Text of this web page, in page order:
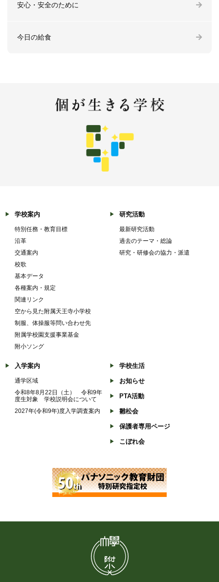
安心・安全のために
今日の給食
学校案内
特別任務・教育目標
沿革
交通案内
校歌
基本データ
各種案内・規定
関連リンク
空から見た附属天王寺小学校
制服、体操服等問い合わせ先
附属学校園支援事業基金
附小ソング
研究活動
最新研究活動
過去のテーマ・総論
研究・研修会の協力・派遣
入学案内
通学区域
令和8年8月22日（土） 令和9年
度生対象 学校説明会について
2027年(令和9年)度入学調査案内
学校生活
お知らせ
PTA活動
雛松会
保護者専用ページ
こぼれ会